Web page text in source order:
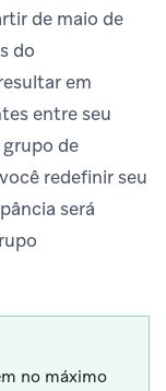
de maio de
do
em
entre seu
de
redefinir seu
será
no máximo